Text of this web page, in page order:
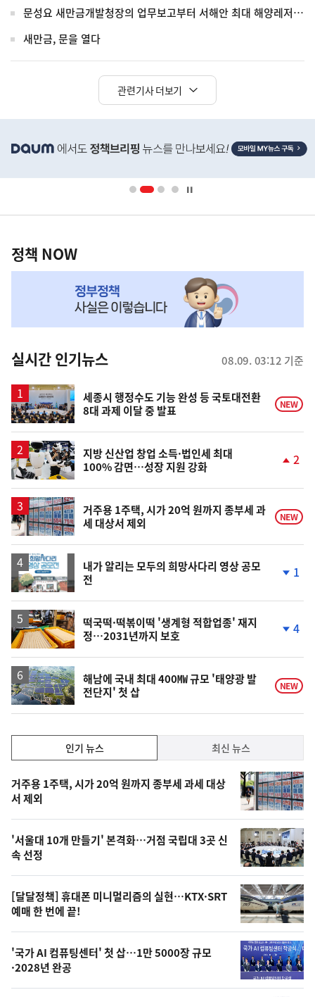
문성요 새만금개발청장의 업무보고부터 서해안 최대 해양레저파크 개장까지!
새만금, 문을 열다
관련기사 더보기
단
배
영
책
NOW,
뉴
스
정책 NOW
실시간 인기뉴스 08.09. 03:12 기준
세종시 행정수도 기능 완성 등 국토대전환
8대 과제 이달 중 발표
NEW
지방 신산업 창업 소득·법인세 최대
100% 감면…성장 지원 강화
승
2
거주용 1주택, 시가 20억 원까지 종부세 과
세 대상서 제외
NEW
내가 알리는 모두의 희망사다리 영상 공모
전
1
떡국떡·떡볶이떡 '생계형 적합업종' 재지
정…2031년까지 보호
락
4
해남에 국내 최대 400㎿ 규모 '태양광 발
전단지' 첫 삽
NEW
기,
최
신,
오
늘
의
영
상
오
늘
인기 뉴스 최신 뉴스
기
뉴
스
거주용 1주택, 시가 20억 원까지 종부세 과세 대상
서 제외
'서울대 10개 만들기' 본격화…거점 국립대 3곳 신
속 선정
[달달정책] 휴대폰 미니멀리즘의 실현…KTX·SRT
예매 한 번에 끝!
'국가 AI 컴퓨팅센터' 첫 삽…1만 5000장 규모
·2028년 완공